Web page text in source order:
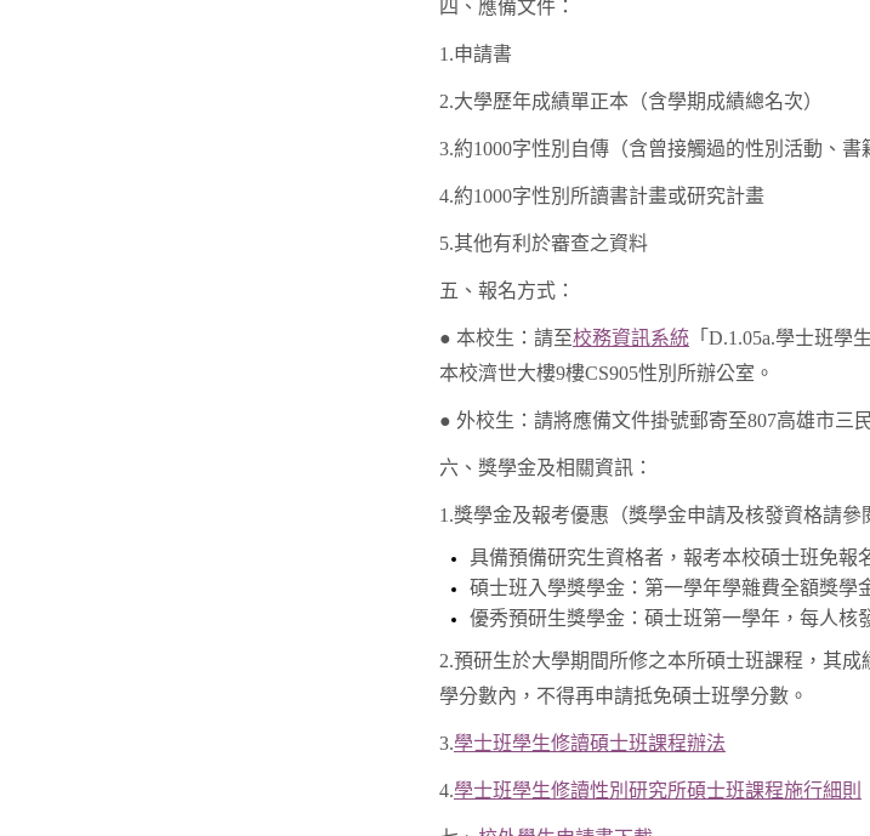
四、應備文件：
1.申請書
2.大學歷年成績單正本（含學期成績總名次）
3.約1000字性別自傳（含曾接觸過的性別活動、書
4.約1000字性別所讀書計畫或研究計畫
5.其他有利於審查之資料
五、報名方式：
● 本校生：請至校務資訊系統 「D.1.05a.學士班
本校濟世大樓9樓CS905性別所辦公室。
● 外校生：請將應備文件掛號郵寄至807高雄市三
六、獎學金及相關資訊：
1.獎學金及報考優惠（獎學金申請及核發資格請參
具備預備研究生資格者，報考本校碩士班免報
碩士班入學獎學金：第一學年學雜費全額獎學
優秀預研生獎學金：碩士班第一學年，每人核
2.預研生於大學期間所修之本所碩士班課程，其
學分數內，不得再申請抵免碩士班學分數。
3.學士班學生修讀碩士班課程辦法
4.學士班學生修讀性別研究所碩士班課程施行細則